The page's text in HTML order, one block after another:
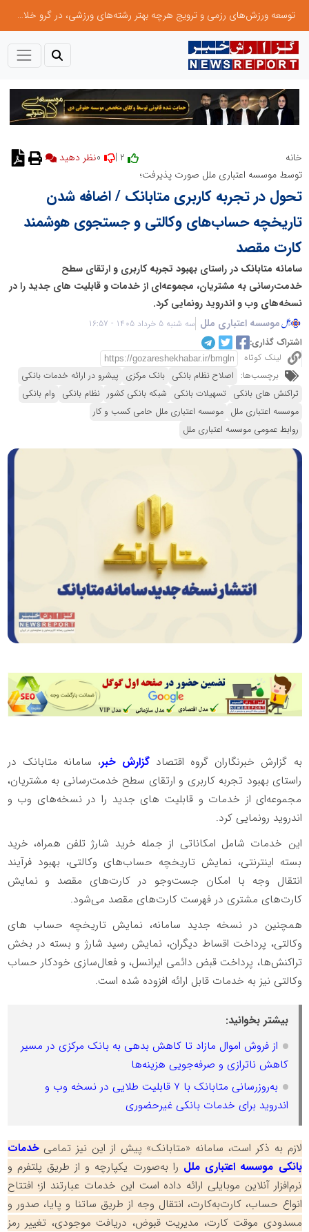
توسعه ورزش‌های رزمی و ترویج هرچه بهتر رشته‌های ورزشی، در گرو خلاقیت و نوآوری است
خانه
توسط موسسه اعتباری ملل صورت پذیرفت؛
تحول در تجربه کاربری متابانک / اضافه شدن
تاریخچه حساب‌های وکالتی و جستجوی هوشمند
کارت مقصد
سامانه متابانک در راستای بهبود تجربه کاربری و ارتقای سطح
خدمت‌رسانی به مشتریان، مجموعه‌ای از خدمات و قابلیت های جدید را در
نسخه‌های وب و اندروید رونمایی کرد.
موسسه اعتباری ملل سه شنبه 5 خرداد 1405 - 16:57
اشتراک گذاری:
لینک کوتاه
برچسب‌ها: اصلاح نظام بانكی بانک مرکزی پیشرو در ارائه خدمات بانکی
تراکنش های بانکی تسهیلات بانکی شبکه بانکی کشور نظام بانکی وام بانکی
موسسه اعتباری ملل موسسه اعتباری ملل حامی کسب و کار
روابط عمومی موسسه اعتباری ملل
به گزارش خبرنگاران گروه اقتصاد گزارش خبر، سامانه متابانک در
راستای بهبود تجربه کاربری و ارتقای سطح خدمت‌رسانی به مشتریان،
مجموعه‌ای از خدمات و قابلیت های جدید را در نسخه‌های وب و
اندروید رونمایی کرد.
این خدمات شامل امکاناتی از جمله خرید شارژ تلفن همراه، خرید
بسته اینترنتی، نمایش تاریخچه حساب‌های وکالتی، بهبود فرآیند
انتقال وجه با امکان جست‌وجو در کارت‌های مقصد و نمایش
کارت‌های مشتری در فهرست کارت‌های مقصد می‌شود.
همچنین در نسخه جدید سامانه، نمایش تاریخچه حساب های
وکالتی، پرداخت اقساط دیگران، نمایش رسید شارژ و بسته در بخش
تراکنش‌ها، پرداخت قبض دائمی ایرانسل، و فعال‌سازی خودکار حساب
وکالتی نیز به خدمات قابل ارائه افزوده شده است.
بیشتر بخوانید:
از فروش اموال مازاد تا کاهش بدهی به بانک مرکزی در مسیر
کاهش ناترازی و صرفه‌جویی هزینه‌ها
به‌روزرسانی متابانک با ۷ قابلیت طلایی در نسخه وب و
اندروید برای خدمات بانکی غیرحضوری
لازم به ذکر است، سامانه «متابانک» پیش از این نیز تمامی خدمات
بانکی موسسه اعتباری ملل را به‌صورت یکپارچه و از طریق پلتفرم و
نرم‌افزار آنلاین موبایلی ارائه داده است این خدمات عبارتند از؛ افتتاح
انواع حساب، کارت‌به‌کارت، انتقال وجه از طریق ساتنا و پایا، صدور و
مسدودی موقت کارت، مدیریت قبوض، دریافت موجودی، تغییر رمز